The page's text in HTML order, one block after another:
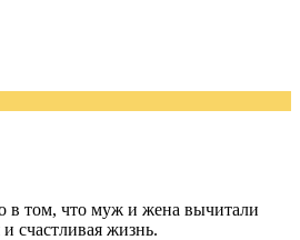
в том, что муж и жена вычитали
счастливая жизнь.